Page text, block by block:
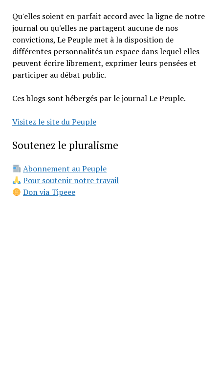
Qu'elles soient en parfait accord avec la ligne de notre
journal ou qu'elles ne partagent aucune de nos
convictions, Le Peuple met à la disposition de
différentes personnalités un espace dans lequel elles
peuvent écrire librement, exprimer leurs pensées et
participer au débat public.
Ces blogs sont hébergés par le journal Le Peuple.
Visitez le site du Peuple
Soutenez le pluralisme
Abonnement au Peuple
Pour soutenir notre travail
Don via Tipeee